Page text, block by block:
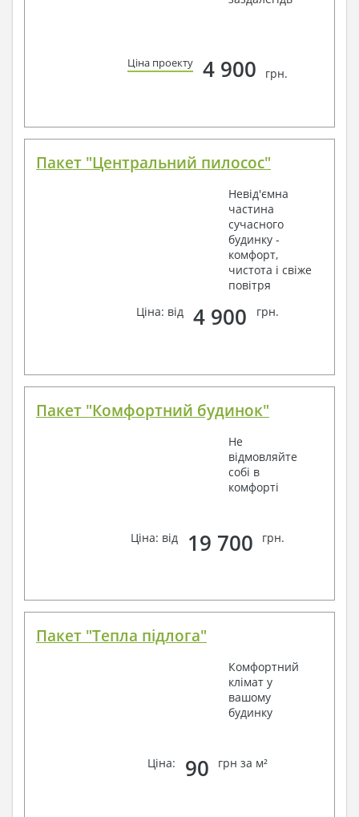
Ціна проекту 4 900 грн.
Пакет "Центральний пилосос"
Невід'ємна
частина
сучасного
будинку -
комфорт,
чистота і свіже
повітря
Ціна: від
4 900 грн.
Пакет "Комфортний будинок"
Не
відмовляйте
собі в
комфорті
Ціна: від 19 700 грн.
Пакет "Тепла підлога"
Комфортний
клімат у
вашому
будинку
Ціна: 90 грн за м²